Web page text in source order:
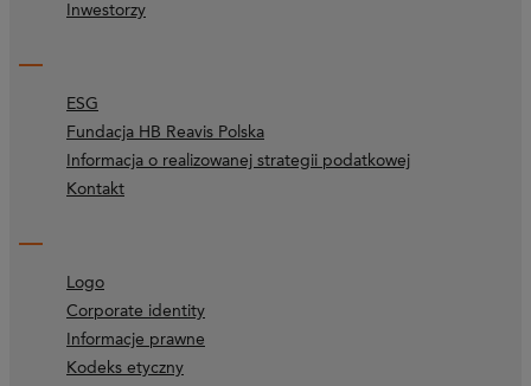
Inwestorzy
ESG
Fundacja HB Reavis Polska
Informacja o realizowanej strategii podatkowej
Kontakt
Logo
Corporate identity
Informacje prawne
Kodeks etyczny